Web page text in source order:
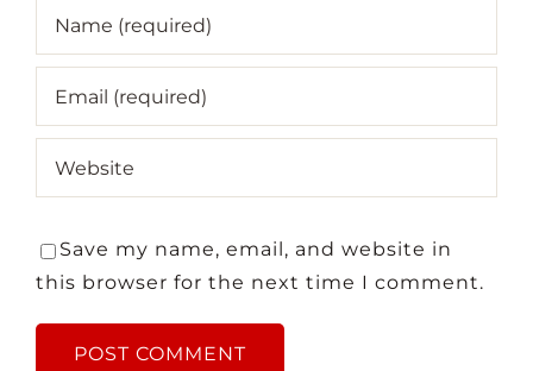
Save my name, email, and website in
this browser for the next time I comment.